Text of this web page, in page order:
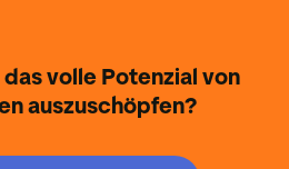
volle Potenzial von
auszuschöpfen?